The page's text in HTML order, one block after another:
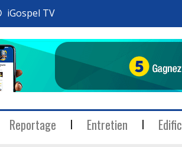
iGospel TV
Reportage Entretien